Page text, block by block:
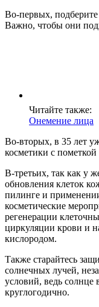
Во-первых, подберите
Важно, чтобы они
Читайте также:
Онемение лица
Во-вторых, в 35 лет
косметики с пометкой
В-третьих, так как у
обновления клеток
пилинге и
косметические
регенерации
циркуляции крови и
кислородом.
Также старайтесь
солнечных лучей,
условий, ведь солнце
круглогодично.